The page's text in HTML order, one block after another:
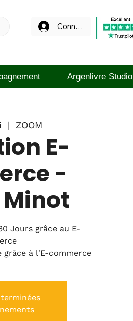
Connexion
Argenlivre Studio
  |
ZOOM
E-
-
Jours grâce au E-
à l'E-commerce